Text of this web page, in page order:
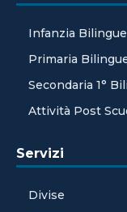
Infanzia Bilingue
Primaria
Secondaria 1°
Attività Post
Servizi
Divise